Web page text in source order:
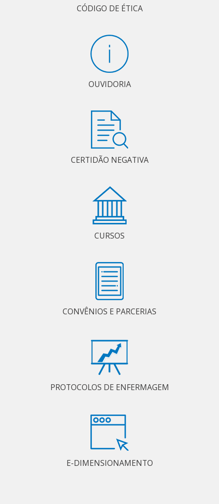
CÓDIGO DE ÉTICA
OUVIDORIA
CERTIDÃO NEGATIVA
CURSOS
CONVÊNIOS E PARCERIAS
PROTOCOLOS DE ENFERMAGEM
E-DIMENSIONAMENTO